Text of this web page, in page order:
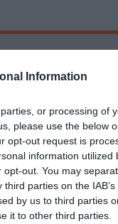
Information
or processing of
please use the below
opt-out request is
information utilized
out. You may
parties on the
by us to third parties
it to other third parties.
(δείτε το αναλυτικό
Olvio
κράτηση